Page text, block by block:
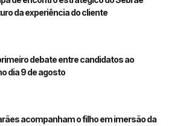
da experiência do cliente
debate entre candidatos ao
dia 9 de agosto
acompanham o filho em imersão da